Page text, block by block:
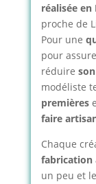
réalisée en
proche de
Pour une
pour
réduire
modéliste
premières
faire
Chaque
fabrication
un peu et